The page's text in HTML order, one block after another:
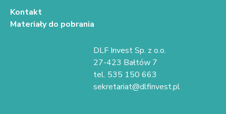
Kontakt
Materiały do pobrania
DLF Invest Sp. z o.o.
27-423 Bałtów 7
tel. 535 150 663
sekretariat@dlfinvest.pl